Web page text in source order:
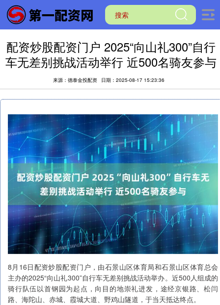
配资炒股配资门户 2025“向山礼300”自行
车无差别挑战活动举行 近500名骑友参与
来源：德泰金投配资 日期：2025-08-17 15:23:36
8月16日配资炒股配资门户，由石景山区体育局和石景山区体育总会
主办的2025“向山礼300”自行车无差别挑战活动举办。近500人组成的
骑行队伍以首钢园为起点，向目的地崇礼进发，途经京银路、松闫
路、海陀山、赤城、霞城大道、野鸡山隧道，于当天抵达终点。